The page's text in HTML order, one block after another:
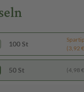
100 St
(3,92
50 St (4,98